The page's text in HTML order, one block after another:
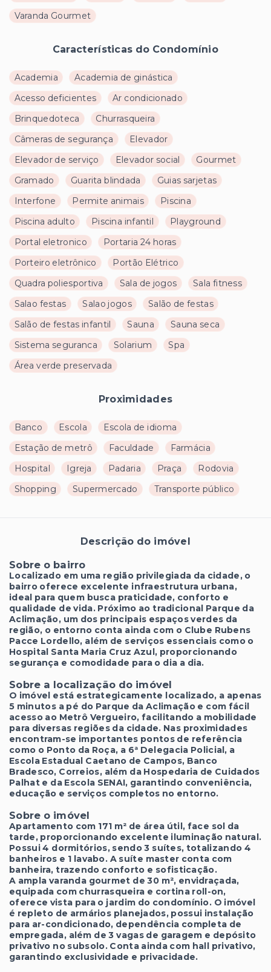
Varanda Gourmet
Características do Condomínio
Academia
Academia de ginástica
Acesso deficientes
Ar condicionado
Brinquedoteca
Churrasqueira
Câmeras de segurança
Elevador
Elevador de serviço
Elevador social
Gourmet
Gramado
Guarita blindada
Guias sarjetas
Interfone
Permite animais
Piscina
Piscina adulto
Piscina infantil
Playground
Portal eletronico
Portaria 24 horas
Porteiro eletrônico
Portão Elétrico
Quadra poliesportiva
Sala de jogos
Sala fitness
Salao festas
Salao jogos
Salão de festas
Salão de festas infantil
Sauna
Sauna seca
Sistema seguranca
Solarium
Spa
Área verde preservada
Proximidades
Banco Escola
Escola de idioma
Estação de metrô
Faculdade
Farmácia
Hospital
Igreja Padaria Praça
Rodovia
Shopping
Supermercado Transporte público
Descrição do imóvel
Sobre o bairro
Localizado em uma região privilegiada da cidade, o
bairro oferece excelente infraestrutura urbana,
ideal para quem busca praticidade, conforto e
qualidade de vida. Próximo ao tradicional Parque da
Aclimação, um dos principais espaços verdes da
região, o entorno conta ainda com o Clube Rubens
Pacce Lordello, além de serviços essenciais como o
Hospital Santa Maria Cruz Azul, proporcionando
segurança e comodidade para o dia a dia.
Sobre a localização do imóvel
O imóvel está estrategicamente localizado, a apenas
5 minutos a pé do Parque da Aclimação e com fácil
acesso ao Metrô Vergueiro, facilitando a mobilidade
para diversas regiões da cidade. Nas proximidades
encontram-se importantes pontos de referência
como o Ponto da Roça, a 6ª Delegacia Policial, a
Escola Estadual Caetano de Campos, Banco
Bradesco, Correios, além da Hospedaria de Cuidados
Palhat e da Escola SENAI, garantindo conveniência,
educação e serviços completos no entorno.
Sobre o imóvel
Apartamento com 171 m² de área útil, face sol da
tarde, proporcionando excelente iluminação natural.
Possui 4 dormitórios, sendo 3 suítes, totalizando 4
banheiros e 1 lavabo. A suíte master conta com
banheira, trazendo conforto e sofisticação.
A ampla varanda gourmet de 30 m², envidraçada,
equipada com churrasqueira e cortina roll-on,
oferece vista para o jardim do condomínio. O imóvel
é repleto de armários planejados, possui instalação
para ar-condicionado, dependência completa de
empregada, além de 3 vagas de garagem e depósito
privativo no subsolo. Conta ainda com hall privativo,
garantindo exclusividade e privacidade.